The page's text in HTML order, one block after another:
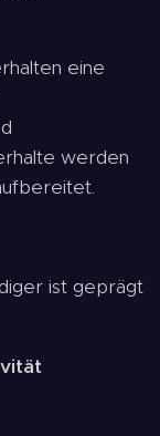
eine
werden
ist geprägt